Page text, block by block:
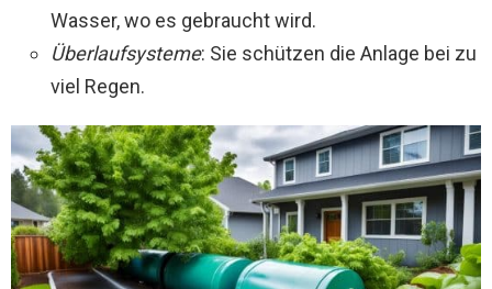
Wasser, wo es gebraucht wird.
Überlaufsysteme: Sie schützen die Anlage bei zu
viel Regen.